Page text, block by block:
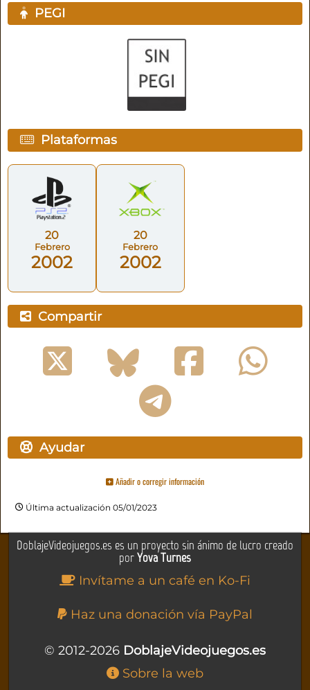
PEGI
Plataformas
20
Febrero
2002
20
Febrero
2002
Compartir
Ayudar
Añadir o corregir información
Última actualización 05/01/2023
DoblajeVideojuegos.es es un proyecto sin ánimo de lucro creado
porYova Turnes
Invítame a un café en Ko-Fi
Haz una donación vía PayPal
© 2012-2026 DoblajeVideojuegos.es
Sobre la web